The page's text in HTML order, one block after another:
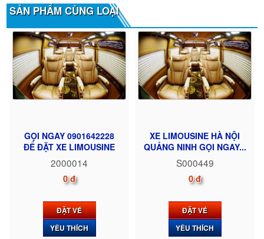
SẢN PHẨM CÙNG LOẠI
GỌI NGAY 0901642228
ĐỂ ĐẶT XE LIMOUSINE
2000014
0 đ
ĐẶT VÉ
YÊU THÍCH
XE LIMOUSINE HÀ NỘI
QUẢNG NINH GỌI NGAY...
S000449
0 đ
ĐẶT VÉ
YÊU THÍCH